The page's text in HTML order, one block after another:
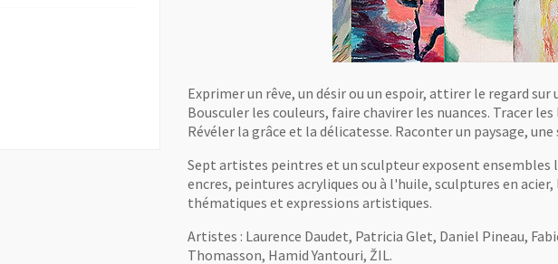
Exprimer un rêve, un désir ou un espoir, attirer le regard
Bousculer les couleurs, faire chavirer les nuances. Tracer
Révéler la grâce et la délicatesse. Raconter un paysage,
Sept artistes peintres et un sculpteur exposent ensembles
encres, peintures acryliques ou à l'huile, sculptures en
thématiques et expressions artistiques.
Artistes : Laurence Daudet, Patricia Glet, Daniel Pineau,
Thomasson, Hamid Yantouri, ŽIL.